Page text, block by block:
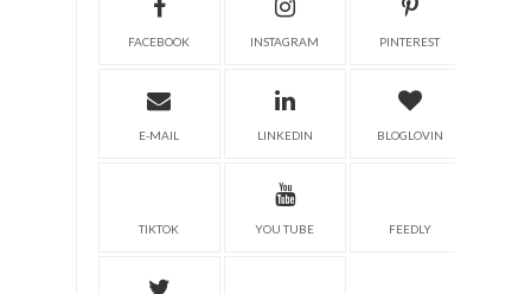
FACEBOOK INSTAGRAM PINTEREST
E-MAIL LINKEDIN BLOGLOVIN
TIKTOK YOU TUBE FEEDLY